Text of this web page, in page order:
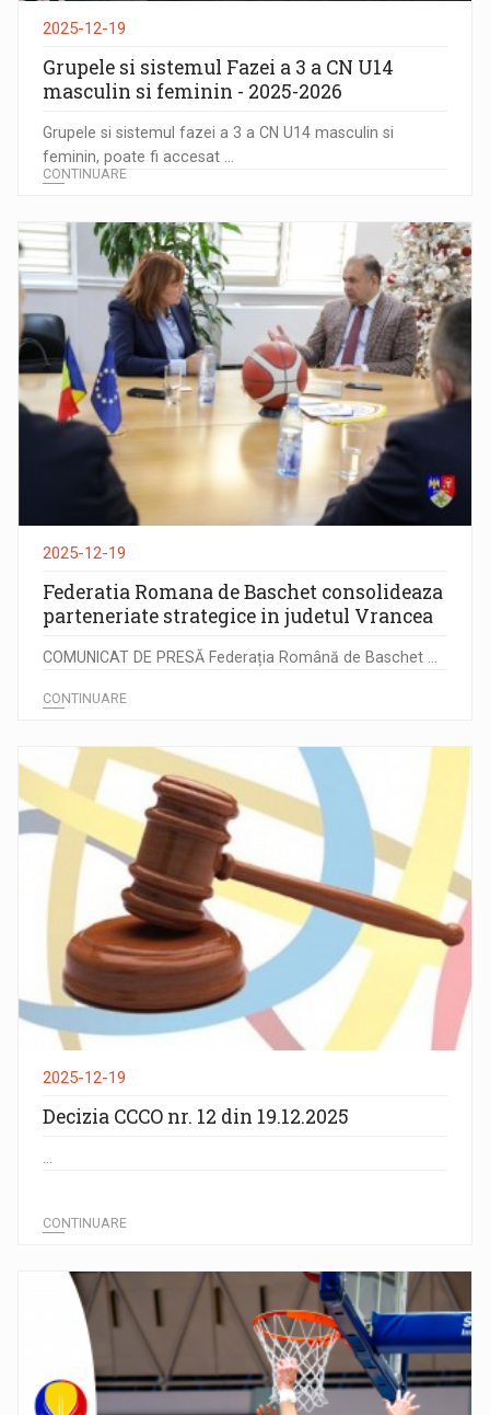
2025-12-19
Grupele si sistemul Fazei a 3 a CN U14
masculin si feminin - 2025-2026
Grupele si sistemul fazei a 3 a CN U14 masculin si
feminin, poate fi accesat ...
CONTINUARE
2025-12-19
Federatia Romana de Baschet consolideaza
parteneriate strategice in judetul Vrancea
COMUNICAT DE PRESĂ Federația Română de Baschet ...
CONTINUARE
2025-12-19
Decizia CCCO nr. 12 din 19.12.2025
CONTINUARE